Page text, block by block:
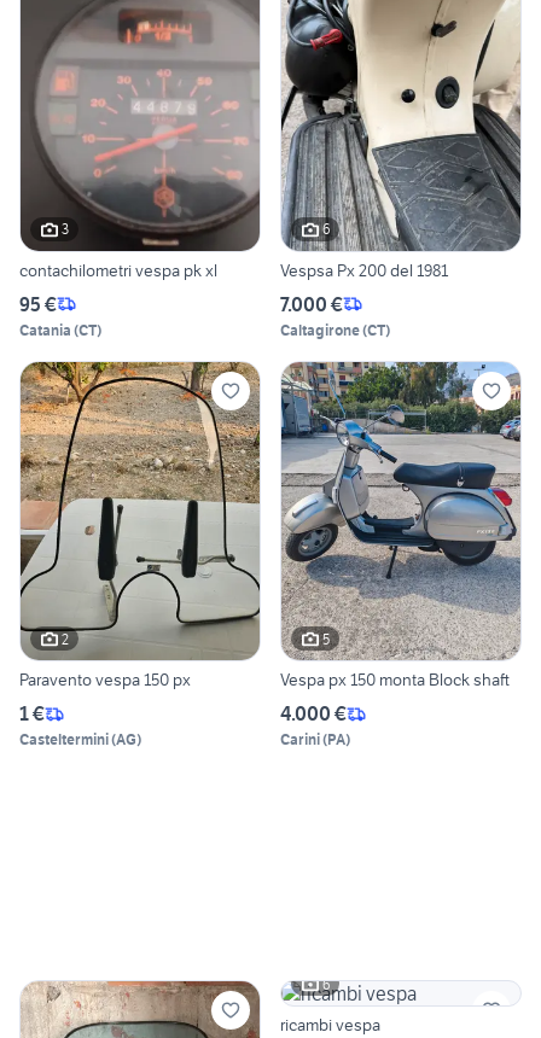
3
contachilometri vespa pk xl
95 €
Catania (CT)
6
Vespsa Px 200 del 1981
7.000 €
Caltagirone(CT)
2
Paravento vespa 150 px
1 €
Casteltermini(AG)
5
Vespa px 150 monta Block shaft
4.000 €
Carini(PA)
6
ricambi vespa